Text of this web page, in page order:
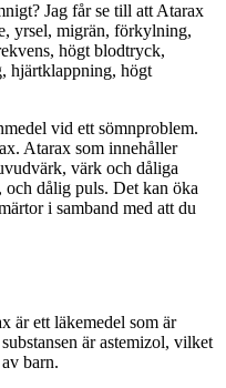
Jag får se till att Atarax
yrsel, migrän, förkylning,
högt blodtryck,
hjärtklappning, högt
vid ett sömnproblem.
Atarax som innehåller
värk och dåliga
och dålig puls. Det kan öka
i samband med att du
är ett läkemedel som är
är astemizol, vilket
barn.